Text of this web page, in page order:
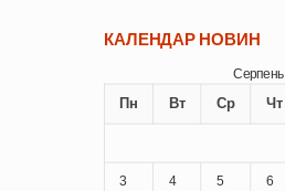
КАЛЕНДАР НОВИН
Пн Вт Ср Чт
3 4 5 6